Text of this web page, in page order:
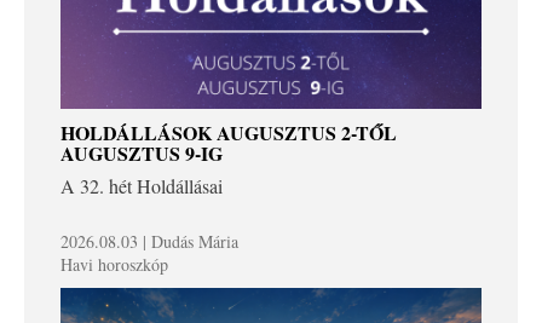
HOLDÁLLÁSOK AUGUSZTUS 2-TŐL
AUGUSZTUS 9-IG
A 32. hét Holdállásai
2026.08.03 | Dudás Mária
Havi horoszkóp